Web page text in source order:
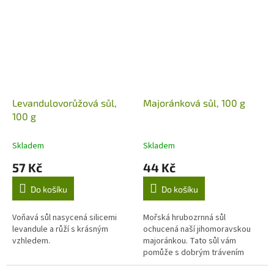
Levandulovorůžová sůl,
100 g
Skladem
57 Kč
Do košíku
Voňavá sůl nasycená silicemi
levandule a růží s krásným
vzhledem.
Majoránková sůl, 100 g
Skladem
44 Kč
Do košíku
Mořská hrubozrnná sůl
ochucená naší jihomoravskou
majoránkou. Tato sůl vám
pomůže s dobrým trávením
pokrmů a dá jim krásnou vůni